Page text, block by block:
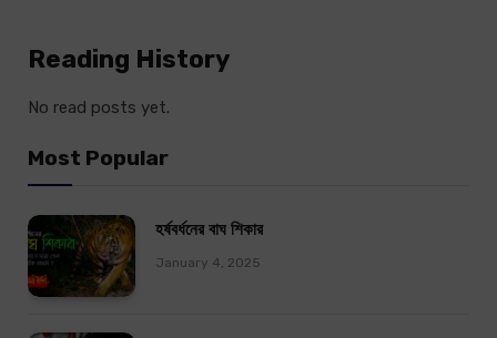
Reading History
No read posts yet.
Most Popular
হর্ষবর্ধনের বাঘ শিকার
January 4, 2025